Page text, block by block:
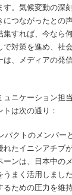
す。気候変動の深
つながったとの
集すれば、今なら
で対策を進め、社
は、メディアの発
ュニケーション担
は次の通り：
パクトのメンバ
れたイニシアチブ
ーンは、日本中の
うまく活用しまし
るための圧力を維